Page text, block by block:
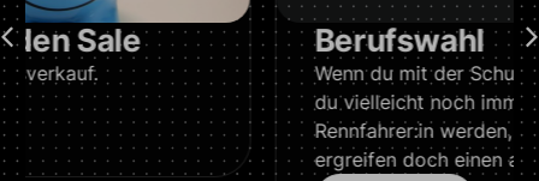
Berufswahl
Wenn du mit der Schule fertig bist, willst
du vielleicht noch immer Prinz:essin oder
Rennfahrer:in werden, aber die meisten
ergreifen doch einen anderen Beruf.